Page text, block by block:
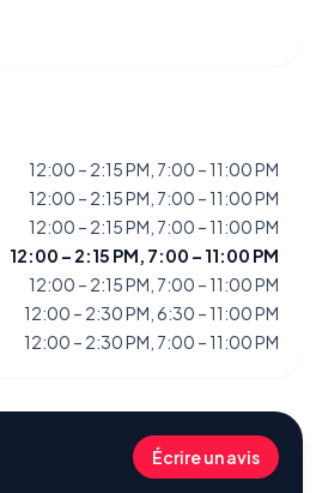
12:00 – 2:15 PM, 7:00 – 11:00 PM
12:00 – 2:15 PM, 7:00 – 11:00 PM
12:00 – 2:15 PM, 7:00 – 11:00 PM
12:00 – 2:15 PM, 7:00 – 11:00 PM
12:00 – 2:15 PM, 7:00 – 11:00 PM
12:00 – 2:30 PM, 6:30 – 11:00 PM
12:00 – 2:30 PM, 7:00 – 11:00 PM
Écrire un avis